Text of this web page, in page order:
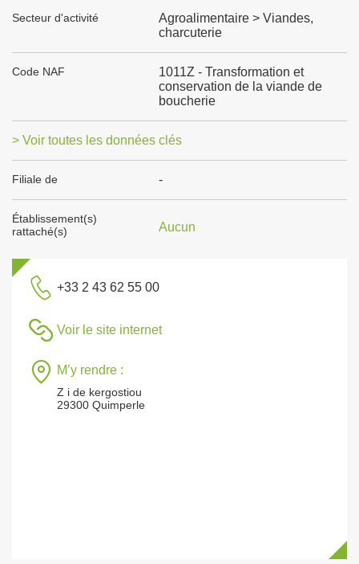
Secteur d'activité
Agroalimentaire > Viandes,
charcuterie
Code NAF
1011Z - Transformation et
conservation de la viande de
boucherie
> Voir toutes les données clés
Filiale de -
Établissement(s)
rattaché(s)
Aucun
+33 2 43 62 55 00
Voir le site internet
M’y rendre :
Z i de kergostiou
29300 Quimperle